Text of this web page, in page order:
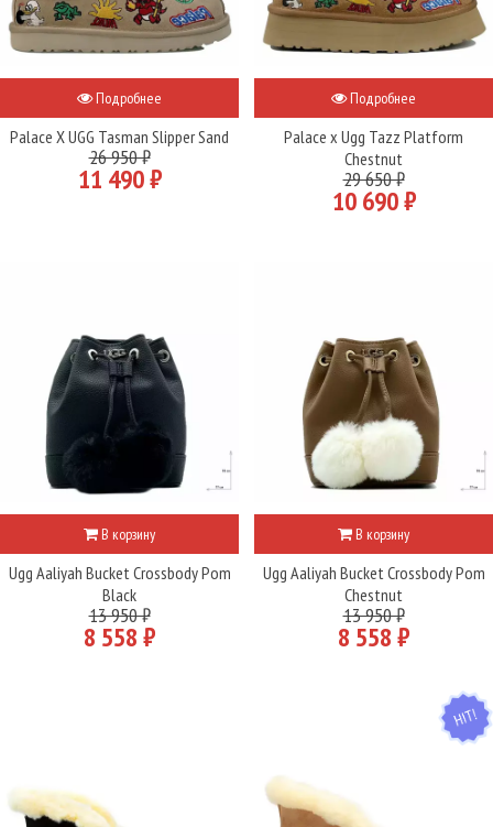
Подробнее
Palace X UGG Tasman Slipper Sand
26 950 ₽
11 490 ₽
Подробнее
Palace x Ugg Tazz Platform
Chestnut
29 650 ₽
10 690 ₽
В корзину
Ugg Aaliyah Bucket Crossbody Pom
Black
13 950 ₽
8 558 ₽
В корзину
Ugg Aaliyah Bucket Crossbody Pom
Chestnut
13 950 ₽
8 558 ₽
HIT